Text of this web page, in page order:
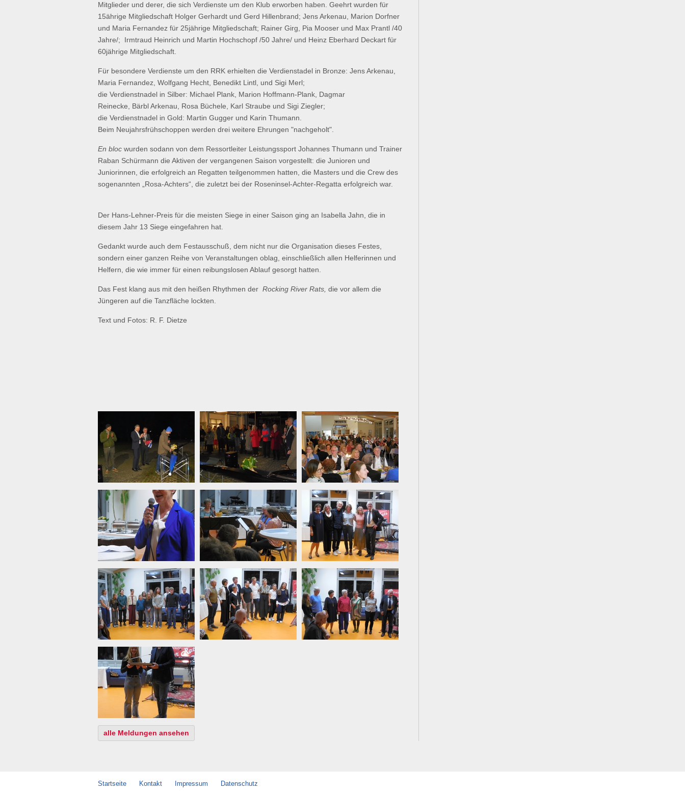
Mitglieder und derer, die sich Verdienste um den Klub erworben haben. Geehrt wurden für
15ährige Mitgliedschaft Holger Gerhardt und Gerd Hillenbrand; Jens Arkenau, Marion Dorfner
und Maria Fernandez für 25jährige Mitgliedschaft; Rainer Girg, Pia Mooser und Max Prantl /40
Jahre/; Irmtraud Heinrich und Martin Hochschopf /50 Jahre/ und Heinz Eberhard Deckart für
60jährige Mitgliedschaft.
Für besondere Verdienste um den RRK erhielten die Verdienstadel in Bronze: Jens Arkenau,
Maria Fernandez, Wolfgang Hecht, Benedikt Lintl, und Sigi Merl;
die Verdienstnadel in Silber: Michael Plank, Marion Hoffmann-Plank, Dagmar
Reinecke, Bärbl Arkenau, Rosa Büchele, Karl Straube und Sigi Ziegler;
die Verdienstnadel in Gold: Martin Gugger und Karin Thumann.
Beim Neujahrsfrühschoppen werden drei weitere Ehrungen "nachgeholt".
En bloc wurden sodann von dem Ressortleiter Leistungssport Johannes Thumann und Trainer
Raban Schürmann die Aktiven der vergangenen Saison vorgestellt: die Junioren und
Juniorinnen, die erfolgreich an Regatten teilgenommen hatten, die Masters und die Crew des
sogenannten „Rosa-Achters“, die zuletzt bei der Roseninsel-Achter-Regatta erfolgreich war.
Der Hans-Lehner-Preis für die meisten Siege in einer Saison ging an Isabella Jahn, die in
diesem Jahr 13 Siege eingefahren hat.
Gedankt wurde auch dem Festausschuß, dem nicht nur die Organisation dieses Festes,
sondern einer ganzen Reihe von Veranstaltungen oblag, einschließlich allen Helferinnen und
Helfern, die wie immer für einen reibungslosen Ablauf gesorgt hatten.
Das Fest klang aus mit den heißen Rhythmen der Rocking River Rats, die vor allem die
Jüngeren auf die Tanzfläche lockten.
Text und Fotos: R. F. Dietze
alle Meldungen ansehen
Startseite Kontakt Impressum Datenschutz